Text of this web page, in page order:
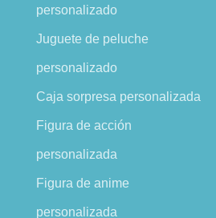
personalizado
Juguete de peluche
personalizado
Caja sorpresa personalizada
Figura de acción
personalizada
Figura de anime
personalizada